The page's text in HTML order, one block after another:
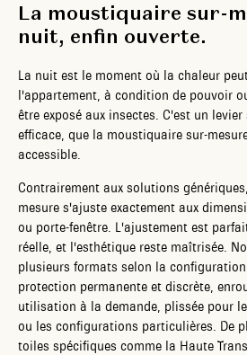
La moustiquaire sur-
nuit, enfin ouverte.
La nuit est le moment où la chaleur
l'appartement, à condition de pouvoir
être exposé aux insectes. C'est un
efficace, que la moustiquaire sur-
accessible.
Contrairement aux solutions
mesure s'ajuste exactement aux
ou porte-fenêtre. L'ajustement est
réelle, et l'esthétique reste maîtrisée.
plusieurs formats selon la
protection permanente et discrète,
utilisation à la demande, plissée pour
ou les configurations particulières. De
toiles spécifiques comme la Haute